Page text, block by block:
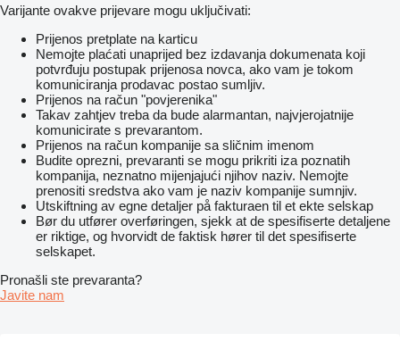
Varijante ovakve prijevare mogu uključivati:
Prijenos pretplate na karticu
Nemojte plaćati unaprijed bez izdavanja dokumenata koji
potvrđuju postupak prijenosa novca, ako vam je tokom
komuniciranja prodavac postao sumljiv.
Prijenos na račun "povjerenika"
Takav zahtjev treba da bude alarmantan, najvjerojatnije
komunicirate s prevarantom.
Prijenos na račun kompanije sa sličnim imenom
Budite oprezni, prevaranti se mogu prikriti iza poznatih
kompanija, neznatno mijenjajući njihov naziv. Nemojte
prenositi sredstva ako vam je naziv kompanije sumnjiv.
Utskiftning av egne detaljer på fakturaen til et ekte selskap
Bør du utfører overføringen, sjekk at de spesifiserte detaljene
er riktige, og hvorvidt de faktisk hører til det spesifiserte
selskapet.
Pronašli ste prevaranta?
Javite nam